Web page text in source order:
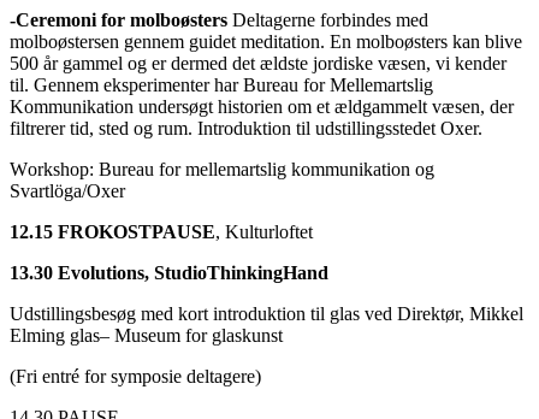
-Ceremoni for molboøsters Deltagerne forbindes med
molboøstersen gennem guidet meditation. En molboøsters kan blive
500 år gammel og er dermed det ældste jordiske væsen, vi kender
til. Gennem eksperimenter har Bureau for Mellemartslig
Kommunikation undersøgt historien om et ældgammelt væsen, der
filtrerer tid, sted og rum. Introduktion til udstillingsstedet Oxer.
Workshop: Bureau for mellemartslig kommunikation og
Svartlöga/Oxer
12.15 FROKOSTPAUSE, Kulturloftet
13.30 Evolutions, StudioThinkingHand
Udstillingsbesøg med kort introduktion til glas ved Direktør, Mikkel
Elming glas– Museum for glaskunst
(Fri entré for symposie deltagere)